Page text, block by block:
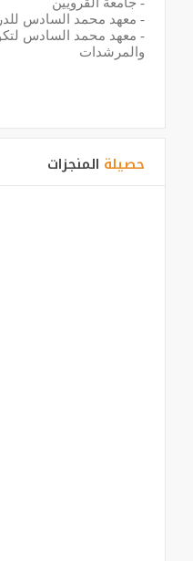
- جامعة القرويين
- معهد محمد السادس
- معهد محمد السادس
والمرشدات
حصيلة المنجزات